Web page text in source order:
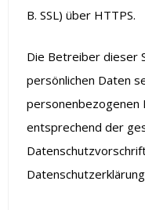
B. SSL) über HTTPS.
Die Betreiber dieser
persönlichen Daten
personenbezogenen
entsprechend der